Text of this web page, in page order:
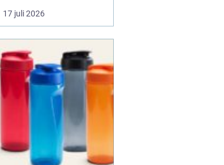
funderar på att köpa
Renault Skåne
17 juli 2026